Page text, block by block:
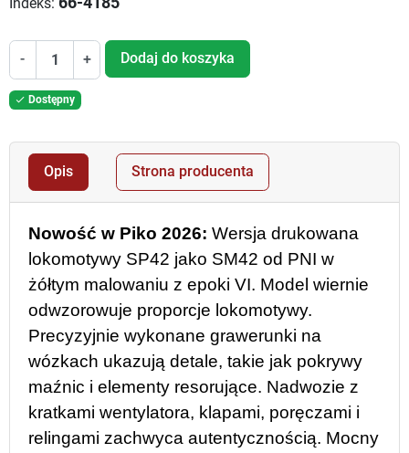
Indeks:
- + Dodaj do koszyka
 Dostępny
Opis Strona producenta
Nowość w Piko 2026: Wersja drukowana
lokomotywy SP42 jako SM42 od PNI w
żółtym malowaniu z epoki VI. Model wiernie
odwzorowuje proporcje lokomotywy.
Precyzyjnie wykonane grawerunki na
wózkach ukazują detale, takie jak pokrywy
maźnic i elementy resorujące. Nadwozie z
kratkami wentylatora, klapami, poręczami i
relingami zachwyca autentycznością. Mocny